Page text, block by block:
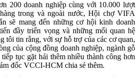
200 doanh nghiệp cùng với 10.000 lượt
trong và ngoài nước, Hội chợ VIFA
sẽ mang đến những cơ hội kinh doanh
đầy triển vọng và những mối quan hệ
tôi tin rằng, với sự hỗ trợ của các cơ quan,
của cộng đồng doanh nghiệp, ngành gỗ
tục gặt hái thêm nhiều thành công hơn
đốc VCCI-HCM chia sẻ thêm.